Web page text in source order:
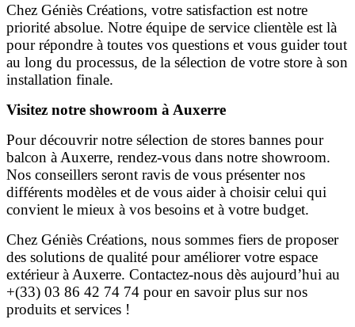
Chez Géniès Créations, votre satisfaction est notre
priorité absolue. Notre équipe de service clientèle est là
pour répondre à toutes vos questions et vous guider tout
au long du processus, de la sélection de votre store à son
installation finale.
Visitez notre showroom à Auxerre
Pour découvrir notre sélection de stores bannes pour
balcon à Auxerre, rendez-vous dans notre showroom.
Nos conseillers seront ravis de vous présenter nos
différents modèles et de vous aider à choisir celui qui
convient le mieux à vos besoins et à votre budget.
Chez Géniès Créations, nous sommes fiers de proposer
des solutions de qualité pour améliorer votre espace
extérieur à Auxerre. Contactez-nous dès aujourd’hui au
+(33) 03 86 42 74 74 pour en savoir plus sur nos
produits et services !